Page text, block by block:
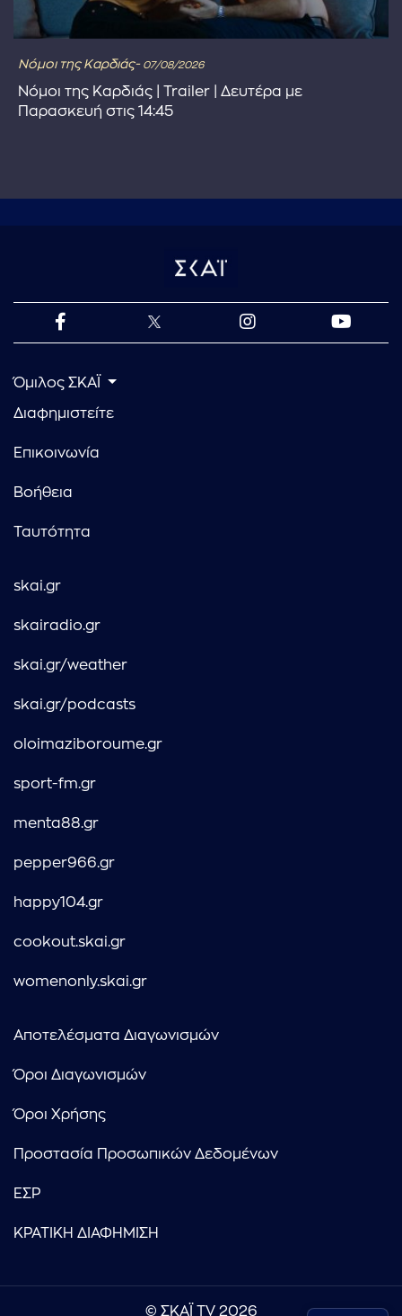
Νόμοι της Καρδιάς- 07/08/2026
Νόμοι της Καρδιάς | Trailer | Δευτέρα με
Παρασκευή στις 14:45
Όμιλος ΣΚΑΪ
Διαφημιστείτε
Επικοινωνία
Βοήθεια
Ταυτότητα
skai.gr
skairadio.gr
skai.gr/weather
skai.gr/podcasts
oloimaziboroume.gr
sport-fm.gr
menta88.gr
pepper966.gr
happy104.gr
cookout.skai.gr
womenonly.skai.gr
Αποτελέσματα Διαγωνισμών
Όροι Διαγωνισμών
Όροι Χρήσης
Προστασία Προσωπικών Δεδομένων
ΕΣΡ
ΚΡΑΤΙΚΗ ΔΙΑΦΗΜΙΣΗ
© ΣΚΑΪ TV 2026